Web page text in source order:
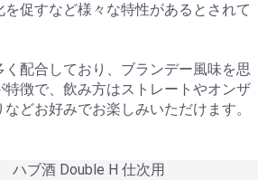
を促すなど様々な特性があるとされて
配合しており、ブランデー風味を思
特徴で、飲み方はストレートやオンザ
どお好みでお楽しみいただけます。
ハブ酒 Double H 仕次用